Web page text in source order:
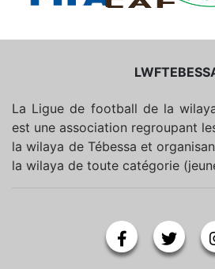
La Ligue de football de la
est une association regroupant
la wilaya de Tébessa et
la wilaya de toute catégorie